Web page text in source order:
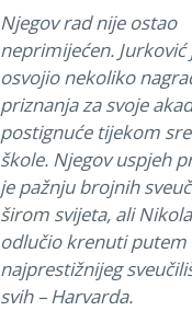
Njegov rad nije ostao
neprimijećen. Jurković
osvojio nekoliko
priznanja za svoje
postignuće tijekom
škole. Njegov uspjeh
je pažnju brojnih
širom svijeta, ali
odlučio krenuti putem
najprestižnijeg
svih – Harvarda.